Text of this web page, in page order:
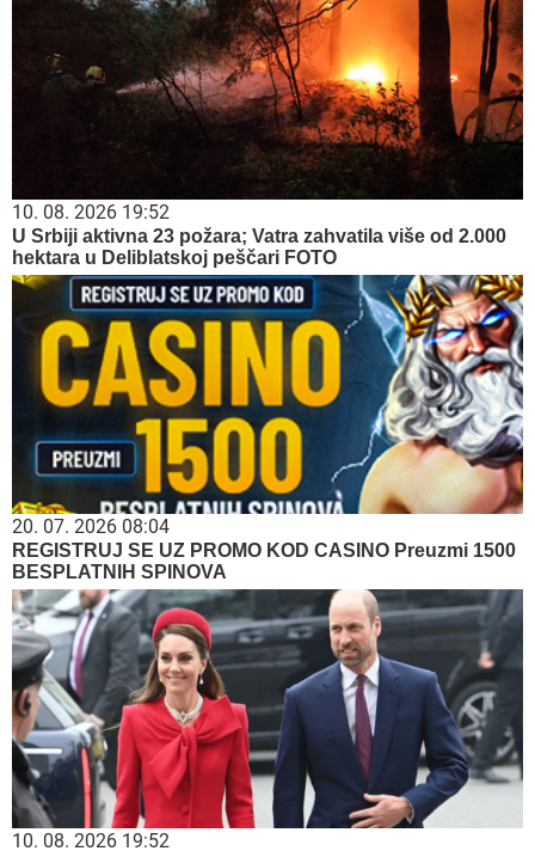
10. 08. 2026 19:52
U Srbiji aktivna 23 požara; Vatra zahvatila više od 2.000
hektara u Deliblatskoj peščari FOTO
20. 07. 2026 08:04
REGISTRUJ SE UZ PROMO KOD CASINO Preuzmi 1500
BESPLATNIH SPINOVA
10. 08. 2026 19:52